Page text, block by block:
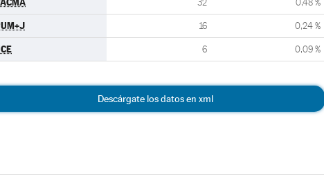
32 0,48 %
16 0,24 %
6 0,09 %
Descárgate los datos en xml